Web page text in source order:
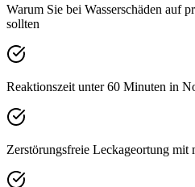
Warum Sie bei Wasserschäden auf
sollten
Reaktionszeit unter 60 Minuten in
Zerstörungsfreie Leckageortung mit